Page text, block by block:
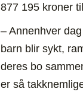
877 195 kroner
– Annenhver
barn blir sykt,
deres bo
er så